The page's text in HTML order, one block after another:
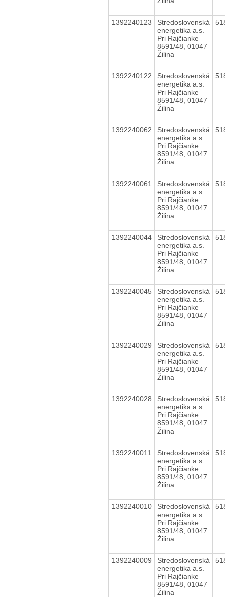
1392240123
Stredoslovenská
energetika a.s.
Pri Rajčianke
8591/48, 01047
Žilina
1392240122
Stredoslovenská
energetika a.s.
Pri Rajčianke
8591/48, 01047
Žilina
1392240062
Stredoslovenská
energetika a.s.
Pri Rajčianke
8591/48, 01047
Žilina
1392240061
Stredoslovenská
energetika a.s.
Pri Rajčianke
8591/48, 01047
Žilina
1392240044
Stredoslovenská
energetika a.s.
Pri Rajčianke
8591/48, 01047
Žilina
1392240045
Stredoslovenská
energetika a.s.
Pri Rajčianke
8591/48, 01047
Žilina
1392240029
Stredoslovenská
energetika a.s.
Pri Rajčianke
8591/48, 01047
Žilina
1392240028
Stredoslovenská
energetika a.s.
Pri Rajčianke
8591/48, 01047
Žilina
1392240011
Stredoslovenská
energetika a.s.
Pri Rajčianke
8591/48, 01047
Žilina
1392240010
Stredoslovenská
energetika a.s.
Pri Rajčianke
8591/48, 01047
Žilina
1392240009
Stredoslovenská
energetika a.s.
Pri Rajčianke
8591/48, 01047
Žilina